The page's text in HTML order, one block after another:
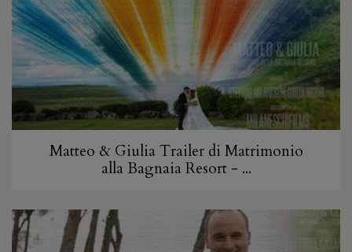
Matteo & Giulia Trailer di Matrimonio
alla Bagnaia Resort - ...